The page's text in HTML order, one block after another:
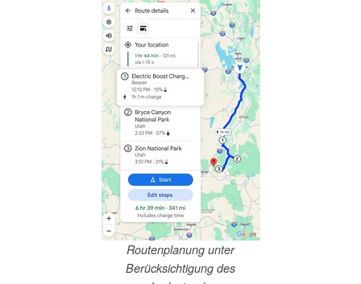
Routenplanung unter
Berücksichtigung des